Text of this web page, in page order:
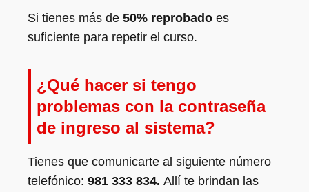
Si tienes más de 50% reprobado es
suficiente para repetir el curso.
¿Qué hacer si tengo
problemas con la contraseña
de ingreso al sistema?
Tienes que comunicarte al siguiente número
telefónico: 981 333 834. Allí te brindan las